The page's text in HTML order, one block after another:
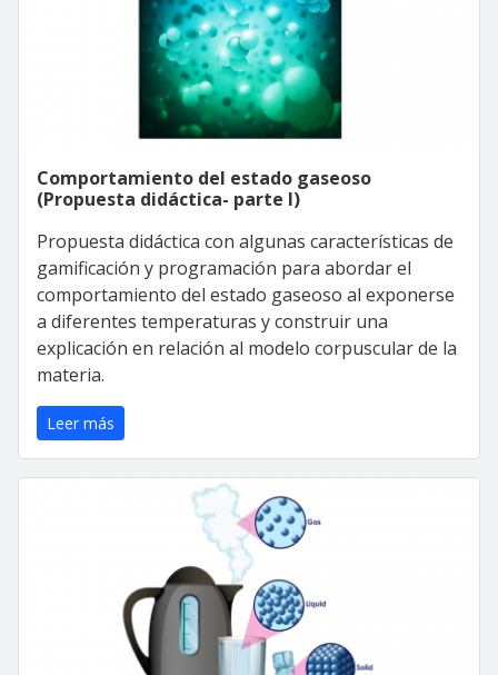
Comportamiento del estado gaseoso
(Propuesta didáctica- parte I)
Propuesta didáctica con algunas características de
gamificación y programación para abordar el
comportamiento del estado gaseoso al exponerse
a diferentes temperaturas y construir una
explicación en relación al modelo corpuscular de la
materia.
Leer más